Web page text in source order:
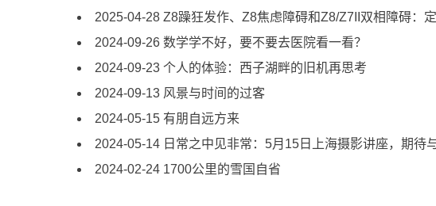
2025-04-28 Z8躁狂发作、Z8焦虑障碍和Z8/Z7II双相障碍：
2024-09-26 数学学不好，要不要去医院看一看？
2024-09-23 个人的体验：西子湖畔的旧机再思考
2024-09-13 风景与时间的过客
2024-05-15 有朋自远方来
2024-05-14 日常之中见非常：5月15日上海摄影讲座，期待
2024-02-24 1700公里的雪国自省